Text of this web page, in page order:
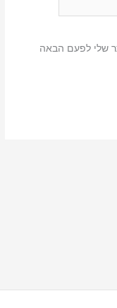
שלי לפעם הבאה